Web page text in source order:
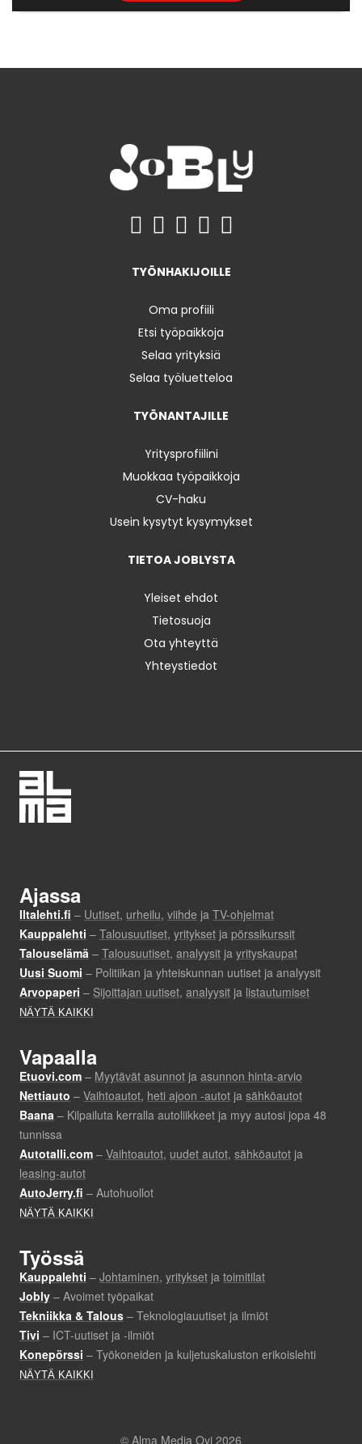
TYÖNHAKIJOILLE
Oma profiili
Etsi työpaikkoja
Selaa yrityksiä
Selaa työluetteloa
TYÖNANTAJILLE
Yritysprofiilini
Muokkaa työpaikkoja
CV-haku
Usein kysytyt kysymykset
TIETOA JOBLYSTA
Yleiset ehdot
Tietosuoja
Ota yhteyttä
Yhteystiedot